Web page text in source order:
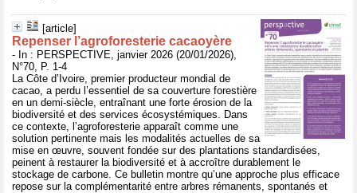
[article]
Repenser l’agroforesterie cacaoyère
- In : PERSPECTIVE, janvier 2026 (20/01/2026),
N°70, P. 1-4
La Côte d’Ivoire, premier producteur mondial de
cacao, a perdu l’essentiel de sa couverture forestière
en un demi-siècle, entraînant une forte érosion de la
biodiversité et des services écosystémiques. Dans
ce contexte, l’agroforesterie apparaît comme une
solution pertinente mais les modalités actuelles de sa
mise en œuvre, souvent fondée sur des plantations standardisées,
peinent à restaurer la biodiversité et à accroître durablement le
stockage de carbone. Ce bulletin montre qu’une approche plus efficace
repose sur la complémentarité entre arbres rémanents, spontanés et